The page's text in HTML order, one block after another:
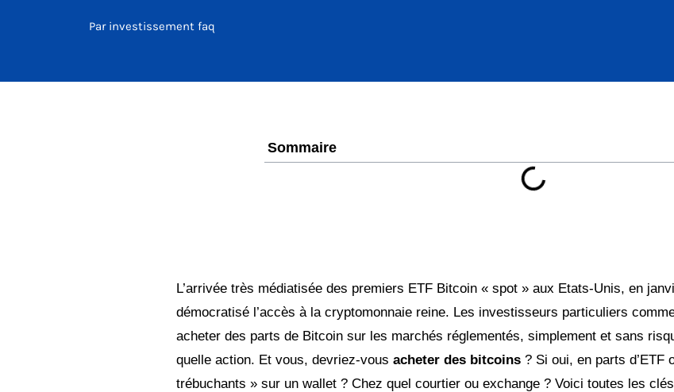
Par investissement faq
Sommaire
L’arrivée très médiatisée des premiers ETF Bitcoin « spot » aux Etats-Unis, en
démocratisé l’accès à la cryptomonnaie reine. Les investisseurs particuliers
acheter des parts de Bitcoin sur les marchés réglementés, simplement et sans
quelle action. Et vous, devriez-vous acheter des bitcoins ? Si oui, en parts d’ETF
trébuchants » sur un wallet ? Chez quel courtier ou exchange ? Voici toutes les